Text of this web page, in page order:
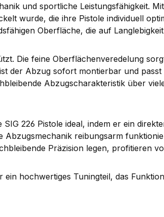
und sportliche Leistungsfähigkeit.
wurde, die ihre Pistole individuell
Oberfläche, die auf
Die feine Oberflächenveredelung
der Abzug sofort montierbar und
Abzugscharakteristik über
226 Pistole ideal, indem er ein
Abzugsmechanik reibungsarm
Präzision legen, profitieren
hochwertiges Tuningteil, das